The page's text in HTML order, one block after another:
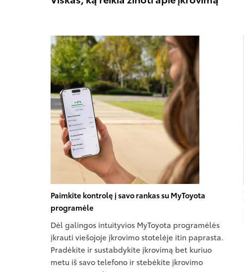
Paimkite kontrolę į savo rankas su MyToyota
programėle
Dėl galingos intuityvios MyToyota programėlės
įkrauti viešojoje įkrovimo stotelėje itin paprasta.
Pradėkite ir sustabdykite įkrovimą bet kuriuo
metu iš savo telefono ir stebėkite įkrovimo